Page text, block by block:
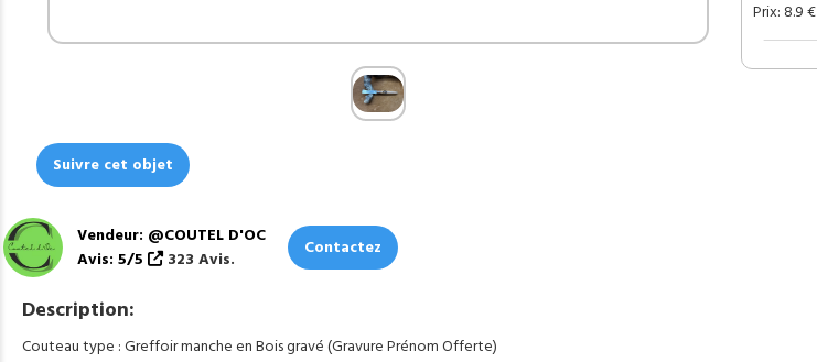
Suivre cet objet
Prix: 8.9 €
Vendeur: @COUTEL D'OC
Avis: 5/5
323 Avis.
Contactez
Description:
Couteau type : Greffoir manche en Bois gravé (Gravure Prénom Offerte)